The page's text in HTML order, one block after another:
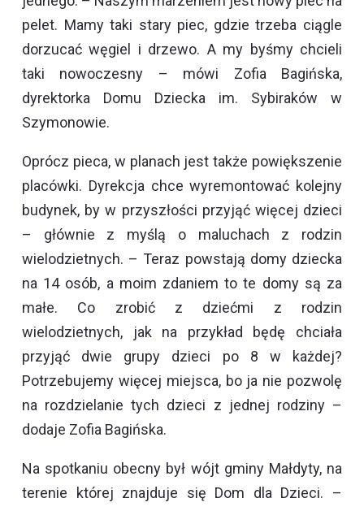
pelet. Mamy taki stary piec, gdzie trzeba ciągle
dorzucać węgiel i drzewo. A my byśmy chcieli
taki nowoczesny – mówi Zofia Bagińska,
dyrektorka Domu Dziecka im. Sybiraków w
Szymonowie.
Oprócz pieca, w planach jest także powiększenie
placówki. Dyrekcja chce wyremontować kolejny
budynek, by w przyszłości przyjąć więcej dzieci
– głównie z myślą o maluchach z rodzin
wielodzietnych. – Teraz powstają domy dziecka
na 14 osób, a moim zdaniem to te domy są za
małe. Co zrobić z dziećmi z rodzin
wielodzietnych, jak na przykład będę chciała
przyjąć dwie grupy dzieci po 8 w każdej?
Potrzebujemy więcej miejsca, bo ja nie pozwolę
na rozdzielanie tych dzieci z jednej rodziny –
dodaje Zofia Bagińska.
Na spotkaniu obecny był wójt gminy Małdyty, na
terenie której znajduje się Dom dla Dzieci. –